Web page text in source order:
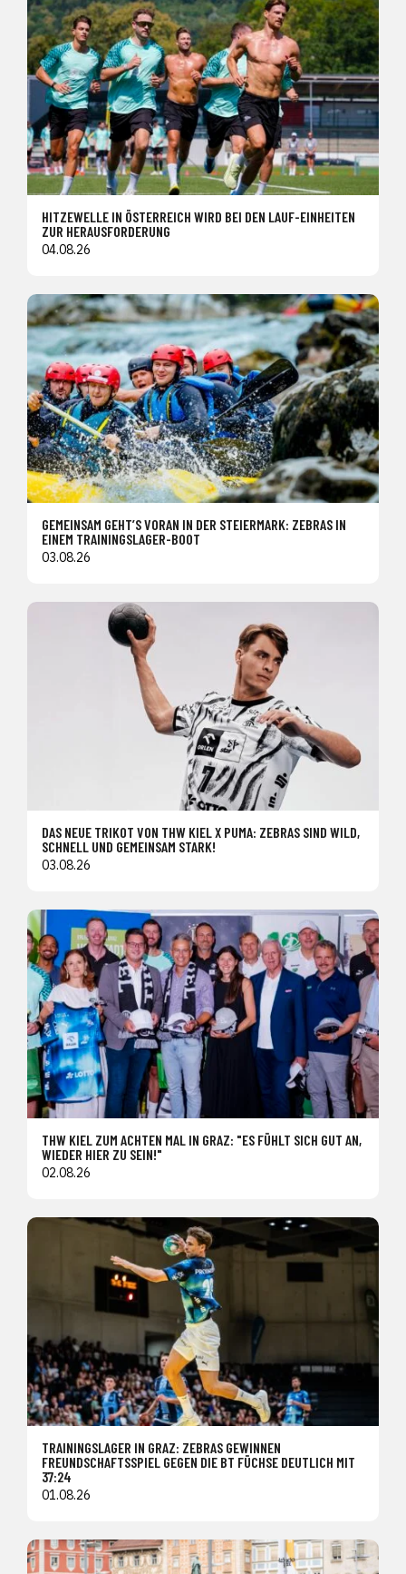
HITZEWELLE IN ÖSTERREICH WIRD BEI DEN LAUF-EINHEITEN
ZUR HERAUSFORDERUNG
04.08.26
GEMEINSAM GEHT’S VORAN IN DER STEIERMARK: ZEBRAS IN
EINEM TRAININGSLAGER-BOOT
03.08.26
DAS NEUE TRIKOT VON THW KIEL X PUMA: ZEBRAS SIND WILD,
SCHNELL UND GEMEINSAM STARK!
03.08.26
THW KIEL ZUM ACHTEN MAL IN GRAZ: "ES FÜHLT SICH GUT AN,
WIEDER HIER ZU SEIN!"
02.08.26
TRAININGSLAGER IN GRAZ: ZEBRAS GEWINNEN
FREUNDSCHAFTSSPIEL GEGEN DIE BT FÜCHSE DEUTLICH MIT
37:24
01.08.26